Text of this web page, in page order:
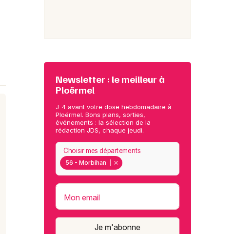
Newsletter : le meilleur à
Ploërmel
J-4 avant votre dose hebdomadaire à
Ploërmel. Bons plans, sorties,
événements : la sélection de la
rédaction JDS, chaque jeudi.
56 - Morbihan
Choisir mes départements
Mon email
Je m'abonne